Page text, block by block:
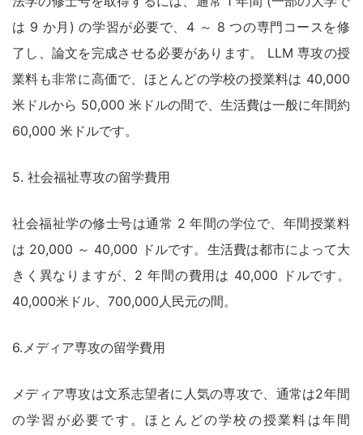
は 9 か月) の学習が必要で、4 ～ 8 つの専門コースを修
了し、論文を完成させる必要があります。 LLM 専攻の授
業料も非常に高価で、ほとんどの学校の授業料は 40,000
米ドルから 50,000 米ドルの間で、生活費は一般に年間約
60,000 米ドルです。
5. 社会福祉専攻の留学費用
社会福祉学の修士号は通常 2 年間の学位で、年間授業料
は 20,000 ～ 40,000 ドルです。生活費は都市によって大
きく異なりますが、2 年間の費用は 40,000 ドルです。
40,000米ドル、700,000人民元の間。
6.メディア専攻の留学費用
メディア専攻は文系志望者に人気の専攻で、通常は2年間
の学習が必要です。ほとんどの学校の授業料は年間